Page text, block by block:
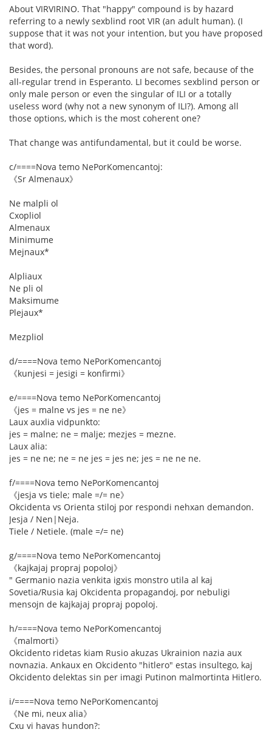
About VIRVIRINO. That "happy" compound is by hazard
referring to a newly sexblind root VIR (an adult human). (I
suppose that it was not your intention, but you have proposed
that word).
Besides, the personal pronouns are not safe, because of the
all-regular trend in Esperanto. LI becomes sexblind person or
only male person or even the singular of ILI or a totally
useless word (why not a new synonym of ILI?). Among all
those options, which is the most coherent one?
That change was antifundamental, but it could be worse.
c/====Nova temo NePorKomencantoj:
《Sr Almenaux》
Ne malpli ol
Cxopliol
Almenaux
Minimume
Mejnaux*
Alpliaux
Ne pli ol
Maksimume
Plejaux*
Mezpliol
d/====Nova temo NePorKomencantoj
《kunjesi = jesigi = konfirmi》
e/====Nova temo NePorKomencantoj
《jes = malne vs jes = ne ne》
Laux auxlia vidpunkto:
jes = malne; ne = malje; mezjes = mezne.
Laux alia:
jes = ne ne; ne = ne jes = jes ne; jes = ne ne ne.
f/====Nova temo NePorKomencantoj
《jesja vs tiele; male =/= ne》
Okcidenta vs Orienta stiloj por respondi nehxan demandon.
Jesja / Nen|Neja.
Tiele / Netiele. (male =/= ne)
g/====Nova temo NePorKomencantoj
《kajkajaj propraj popoloj》
" Germanio nazia venkita igxis monstro utila al kaj
Sovetia/Rusia kaj Okcidenta propagandoj, por nebuligi
mensojn de kajkajaj propraj popoloj.
h/====Nova temo NePorKomencantoj
《malmorti》
Okcidento ridetas kiam Rusio akuzas Ukrainion nazia aux
novnazia. Ankaux en Okcidento "hitlero" estas insultego, kaj
Okcidento delektas sin per imagi Putinon malmortinta Hitlero.
i/====Nova temo NePorKomencantoj
《Ne mi, neux alia》
Cxu vi havas hundon?: